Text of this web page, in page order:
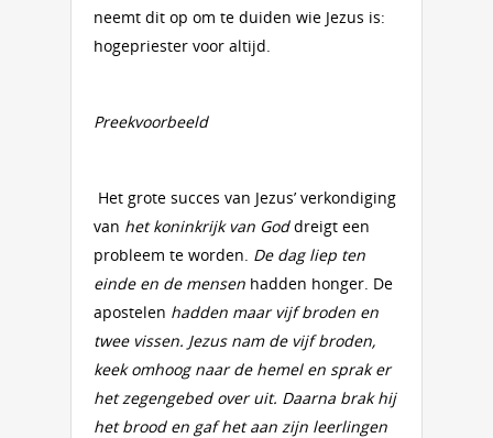
neemt dit op om te duiden wie Jezus is:
hogepriester voor altijd.
Preekvoorbeeld
Het grote succes van Jezus’ verkondiging
van het koninkrijk van Goddreigt een
probleem te worden. De dag liep ten
einde en de mensen hadden honger. De
apostelen hadden maar vijf broden en
twee vissen. Jezus nam de vijf broden,
keek omhoog naar de hemel en sprak er
het zegengebed over uit. Daarna brak hij
het brood en gaf het aan zijn leerlingen